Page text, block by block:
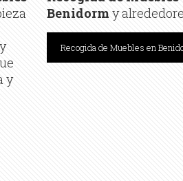
y
Benidormy
Recogida de Muebles en